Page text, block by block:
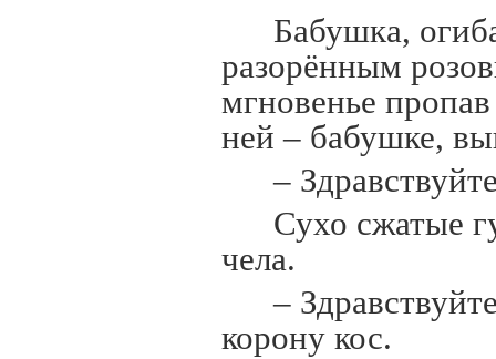
Бабушка,
разорённым
мгновенье пропав
ней – бабушке,
–
Сухо сжатые
чела.
–
корону кос.